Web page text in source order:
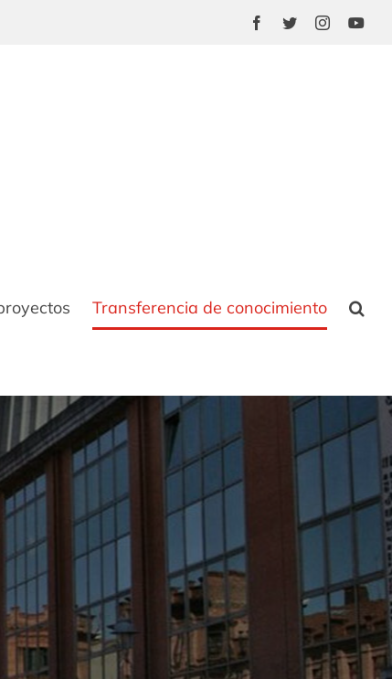
Facebook
TwitterInstagram
Transferencia de conocimiento